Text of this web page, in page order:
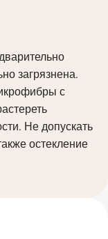
загрязнена.
с
Не допускать
остекление